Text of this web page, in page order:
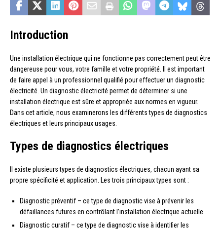
Introduction
Une installation électrique qui ne fonctionne pas correctement peut être
dangereuse pour vous, votre famille et votre propriété. Il est important
de faire appel à un professionnel qualifié pour effectuer un diagnostic
électricité. Un diagnostic électricité permet de déterminer si une
installation électrique est sûre et appropriée aux normes en vigueur.
Dans cet article, nous examinerons les différents types de diagnostics
électriques et leurs principaux usages.
Types de diagnostics électriques
Il existe plusieurs types de diagnostics électriques, chacun ayant sa
propre spécificité et application. Les trois principaux types sont :
Diagnostic préventif – ce type de diagnostic vise à prévenir les
défaillances futures en contrôlant l’installation électrique actuelle.
Diagnostic curatif – ce type de diagnostic vise à identifier les